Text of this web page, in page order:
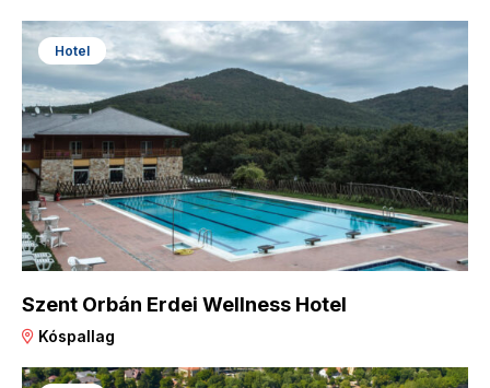
Hotel
Szent Orbán Erdei Wellness Hotel
Kóspallag